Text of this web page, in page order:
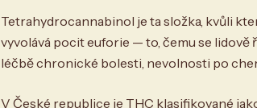
Tetrahydrocannabinol je ta složka, kvůli
vyvolává pocit euforie — to, čemu se lidově
léčbě chronické bolesti, nevolnosti po
V České republice je THC klasifikované